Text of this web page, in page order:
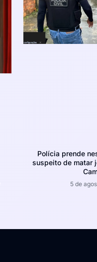
Polícia prende
suspeito de matar
5 de